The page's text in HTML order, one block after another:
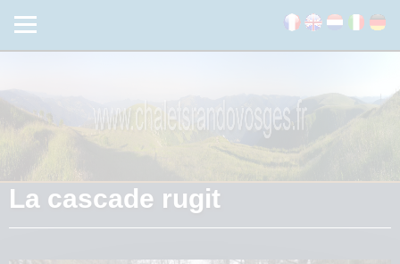
La cascade rugit